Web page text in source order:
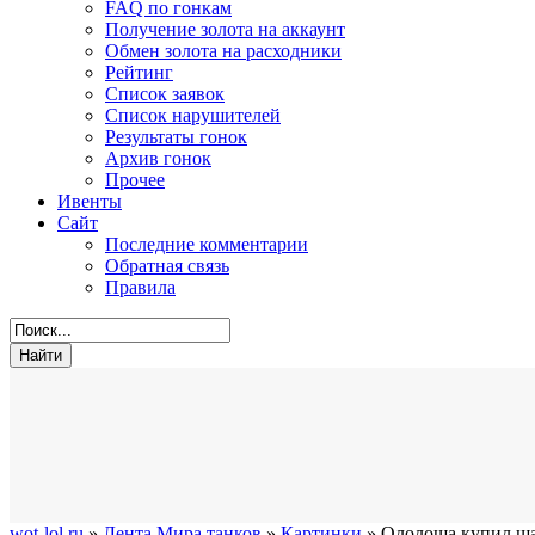
FAQ по гонкам
Получение золота на аккаунт
Обмен золота на расходники
Рейтинг
Список заявок
Список нарушителей
Результаты гонок
Архив гонок
Прочее
Ивенты
Сайт
Последние комментарии
Обратная связь
Правила